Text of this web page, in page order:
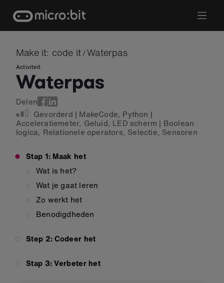
content
Make it: code it /Waterpas
Activiteit
Waterpas
Delen
Gevorderd | MakeCode, Python |
Acceleratiemeter, Geluid, LED scherm | Boolean
logica, Relationele operators, Selectie, Sensoren
Stap 1: Maak het
Wat is het?
Wat je gaat leren
Zo werkt het
Benodigdheden
Step 2: Codeer het
Stap 3: Verbeter het